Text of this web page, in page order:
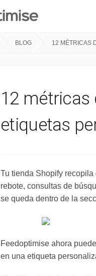
BLOG 12 MÉTRICAS
12 métricas
etiquetas
Tu tienda Shopify
rebote, consultas de
se queda dentro de la
Feedoptimise ahora
en una etiqueta